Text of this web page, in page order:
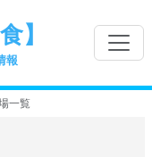
】
報
一覧